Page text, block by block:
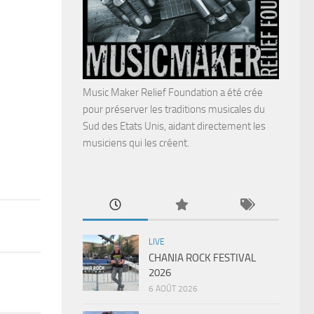
Music Maker Relief Foundation a été crée
pour préserver les traditions musicales du
Sud des Etats Unis, aidant directement les
musiciens qui les créent.
LIVE
CHANIA ROCK FESTIVAL
2026
6 AOÛT 2026